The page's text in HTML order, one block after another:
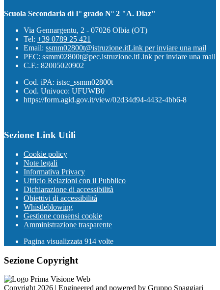
Scuola Secondaria di I° grado N° 2 "A. Diaz"
Via Gennargentu, 2 - 07026 Olbia (OT)
Tel: +39 0789 25 421
Email: ssmm02800t@istruzione.itLink per inviare una mail
PEC: ssmm02800t@pec.istruzione.itLink per inviare una mail
C.F.: 82005020902
Cod. iPA: istsc_ssmm02800t
Cod. Univoco: UFUWB0
https://form.agid.gov.it/view/02d34d94-4432-4bb6-8
Sezione Link Utili
Cookie policy
Note legali
Informativa Privacy
Ufficio Relazioni con il Pubblico
Dichiarazione di accessibilità
Obiettivi di accessibilità
Whistleblowing
Gestione consensi cookie
Amministrazione trasparente
Pagina visualizzata 914 volte
Sezione Copyright
Copyright 2026 | Engineered and powered by Gruppo Spaggiari